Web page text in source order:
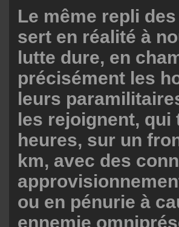
Le même repli
sert en réalité à
lutte dure, en
précisément les
leurs
les rejoignent,
heures, sur un
km, avec des
ou en pénurie à
ennemie